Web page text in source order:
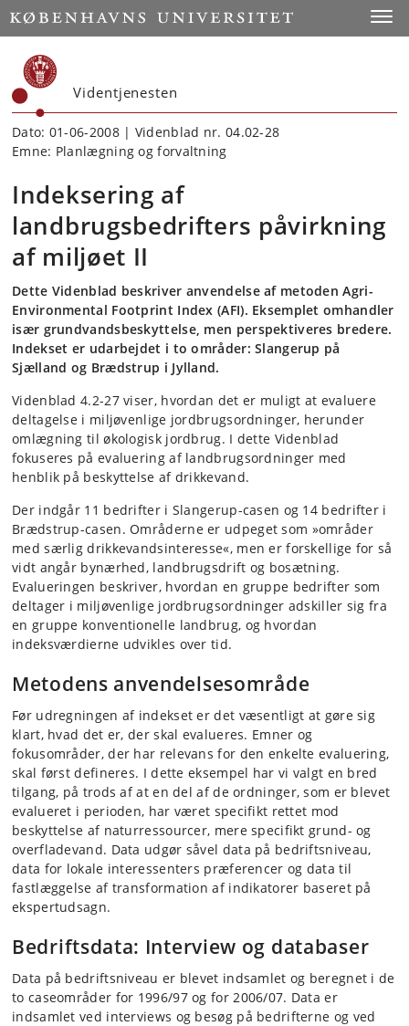
Start
Videntjenesten
Dato: 01-06-2008 | Videnblad nr. 04.02-28
Emne: Planlægning og forvaltning
Indeksering af
landbrugsbedrifters påvirkning
af miljøet II
Dette Videnblad beskriver anvendelse af metoden Agri-
Environmental Footprint Index (AFI). Eksemplet omhandler
især grundvandsbeskyttelse, men perspektiveres bredere.
Indekset er udarbejdet i to områder: Slangerup på
Sjælland og Brædstrup i Jylland.
Videnblad 4.2-27 viser, hvordan det er muligt at evaluere
deltagelse i miljøvenlige jordbrugsordninger, herunder
omlægning til økologisk jordbrug. I dette Videnblad
fokuseres på evaluering af landbrugsordninger med
henblik på beskyttelse af drikkevand.
Der indgår 11 bedrifter i Slangerup-casen og 14 bedrifter i
Brædstrup-casen. Områderne er udpeget som »områder
med særlig drikkevandsinteresse«, men er forskellige for så
vidt angår bynærhed, landbrugsdrift og bosætning.
Evalueringen beskriver, hvordan en gruppe bedrifter som
deltager i miljøvenlige jordbrugsordninger adskiller sig fra
en gruppe konventionelle landbrug, og hvordan
indeksværdierne udvikles over tid.
Metodens anvendelsesområde
Før udregningen af indekset er det væsentligt at gøre sig
klart, hvad det er, der skal evalueres. Emner og
fokusområder, der har relevans for den enkelte evaluering,
skal først defineres. I dette eksempel har vi valgt en bred
tilgang, på trods af at en del af de ordninger, som er blevet
evalueret i perioden, har været specifikt rettet mod
beskyttelse af naturressourcer, mere specifikt grund- og
overfladevand. Data udgør såvel data på bedriftsniveau,
data for lokale interessenters præferencer og data til
fastlæggelse af transformation af indikatorer baseret på
ekspertudsagn.
Bedriftsdata: Interview og databaser
Data på bedriftsniveau er blevet indsamlet og beregnet i de
to caseområder for 1996/97 og for 2006/07. Data er
indsamlet ved interviews og besøg på bedrifterne og ved